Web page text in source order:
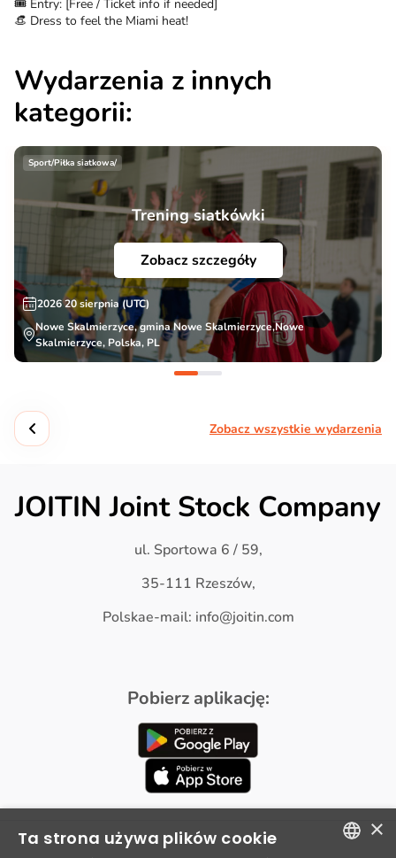
🎟️ Entry: [Free / Ticket info if needed]
👒 Dress to feel the Miami heat!
Wydarzenia z innych
kategorii:
Sport/Piłka siatkowa/
Trening siatkówki
Zobacz szczegóły
2026 20 sierpnia (UTC)
Nowe Skalmierzyce, gmina Nowe Skalmierzyce,Nowe
Skalmierzyce, Polska, PL
Zobacz wszystkie wydarzenia
JOITIN Joint Stock Company
ul. Sportowa 6 / 59,
35-111 Rzeszów,
Polskae-mail: info@joitin.com
Pobierz aplikację:
×
Ta strona używa plików cookie